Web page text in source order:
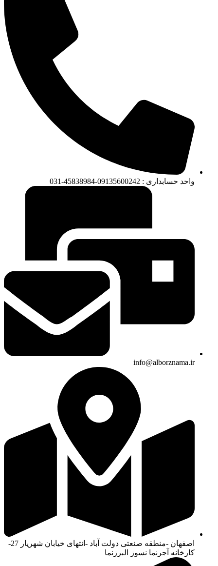
واحد حسابداری : 09135600242-45838984-031
info@alborznama.ir
اصفهان -منطقه صنعتی دولت آباد -انتهای خیابان شهریار 27-
کارخانه آجرنما نسوز البرزنما